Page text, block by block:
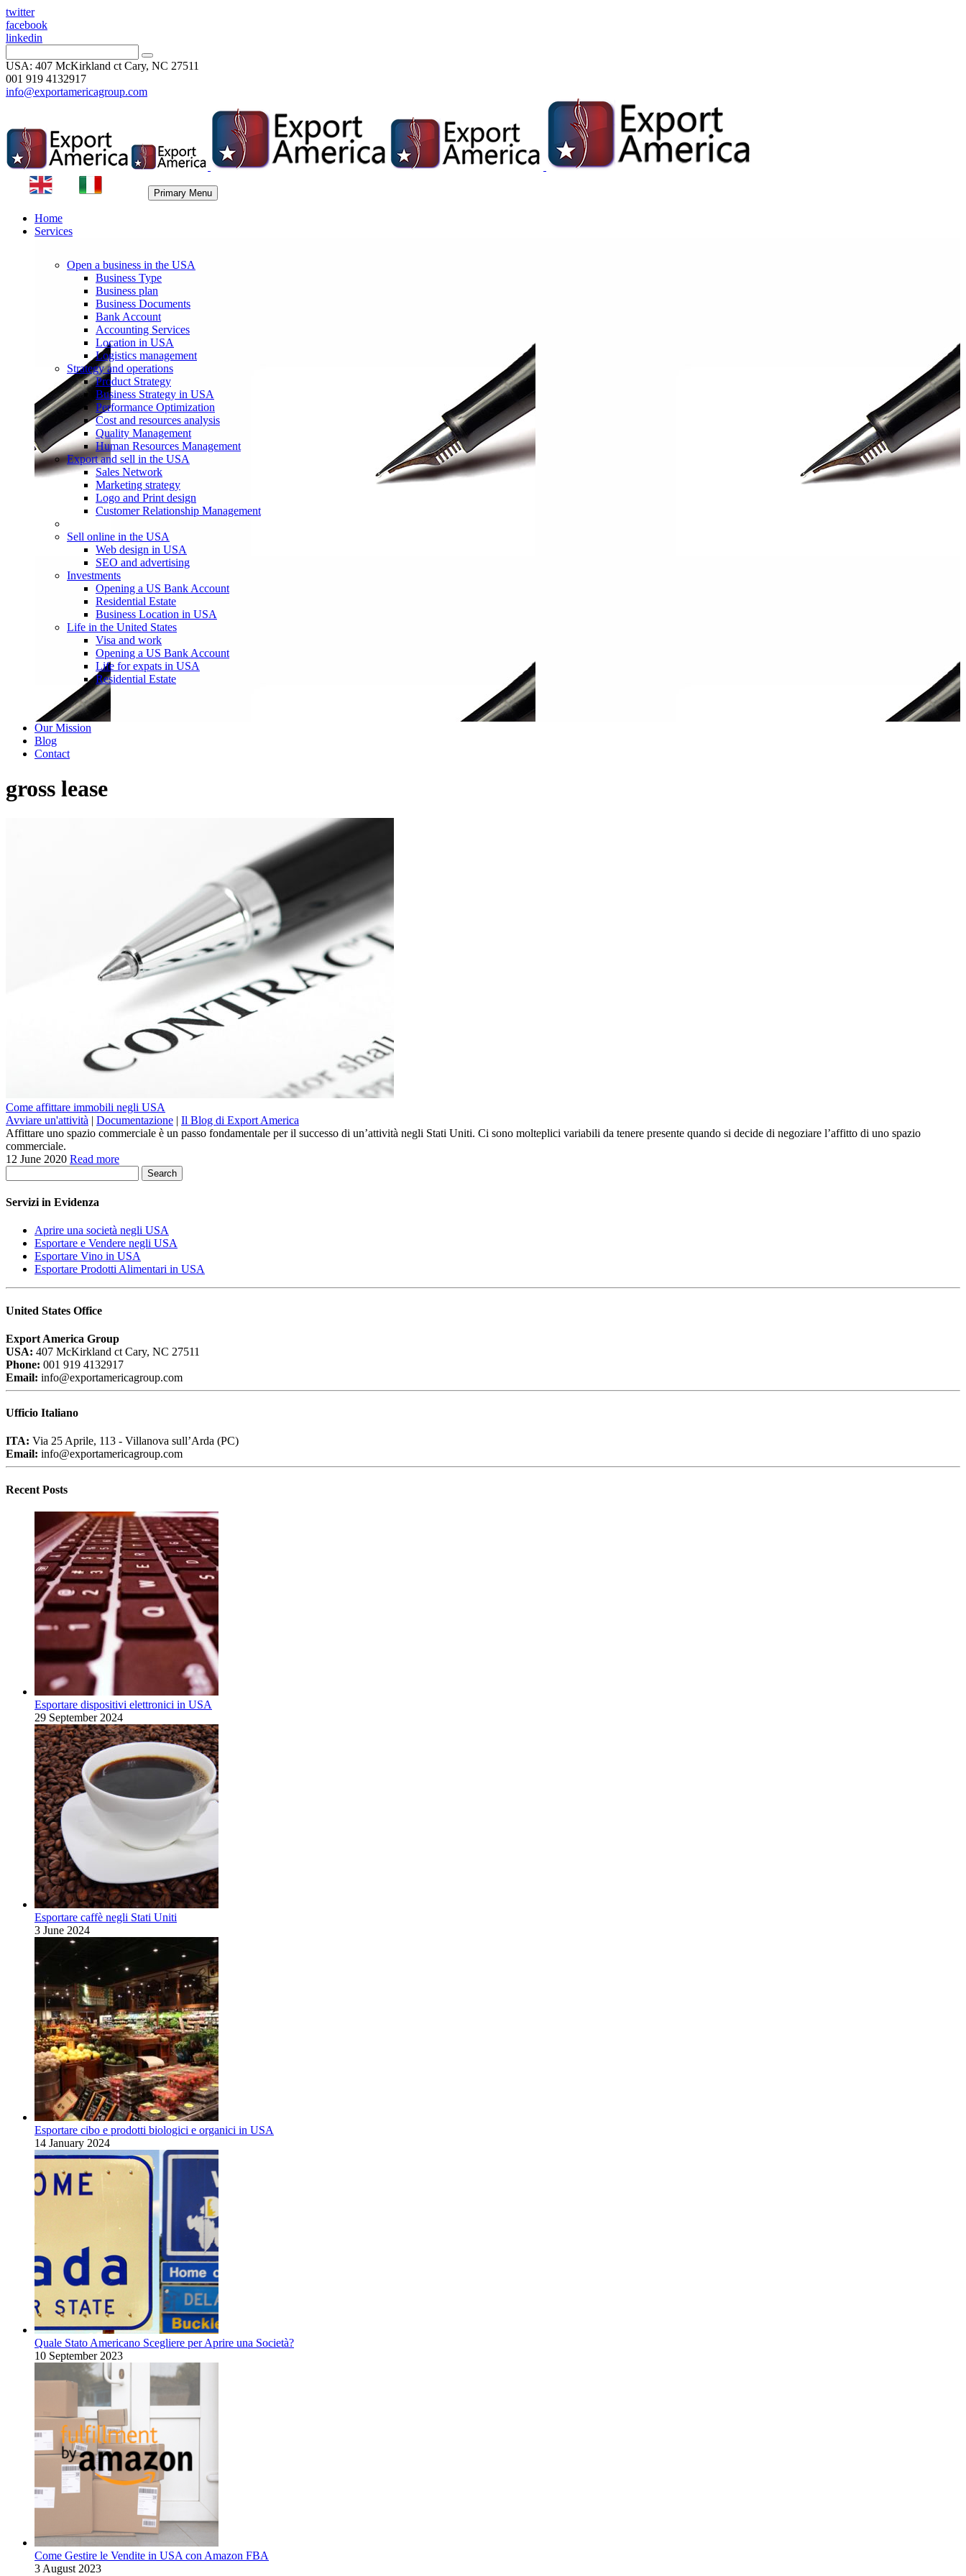
twitter
facebook
linkedin
USA: 407 McKirkland ct Cary, NC 27511
001 919 4132917
info@exportamericagroup.com
Primary Menu
Home
Services
Open a business in the USA
Business Type
Business plan
Business Documents
Bank Account
Accounting Services
Location in USA
Logistics management
Strategy and operations
Product Strategy
Business Strategy in USA
Performance Optimization
Cost and resources analysis
Quality Management
Human Resources Management
Export and sell in the USA
Sales Network
Marketing strategy
Logo and Print design
Customer Relationship Management
Sell online in the USA
Web design in USA
SEO and advertising
Investments
Opening a US Bank Account
Residential Estate
Business Location in USA
Life in the United States
Visa and work
Opening a US Bank Account
Life for expats in USA
Residential Estate
Our Mission
Blog
Contact
gross lease
Come affittare immobili negli USA
Avviare un'attività | Documentazione | Il Blog di Export America
Affittare uno spazio commerciale è un passo fondamentale per il successo di un’attività negli Stati Uniti. Ci sono molteplici variabili da tenere presente quando si decide di negoziare l’affitto di uno spazio
commerciale.
12 June 2020 Read more
Search
Servizi in Evidenza
Aprire una società negli USA
Esportare e Vendere negli USA
Esportare Vino in USA
Esportare Prodotti Alimentari in USA
United States Office
Export America Group
USA: 407 McKirkland ct Cary, NC 27511
Phone: 001 919 4132917
Email: info@exportamericagroup.com
Ufficio Italiano
ITA: Via 25 Aprile, 113 - Villanova sull’Arda (PC)
Email: info@exportamericagroup.com
Recent Posts
Esportare dispositivi elettronici in USA
29 September 2024
Esportare caffè negli Stati Uniti
3 June 2024
Esportare cibo e prodotti biologici e organici in USA
14 January 2024
Quale Stato Americano Scegliere per Aprire una Società?
10 September 2023
Come Gestire le Vendite in USA con Amazon FBA
3 August 2023